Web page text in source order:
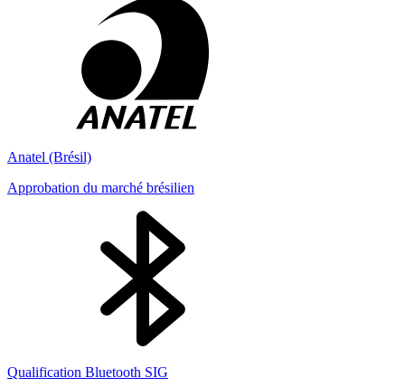
Anatel (Brésil)
Approbation du marché brésilien
Qualification Bluetooth SIG